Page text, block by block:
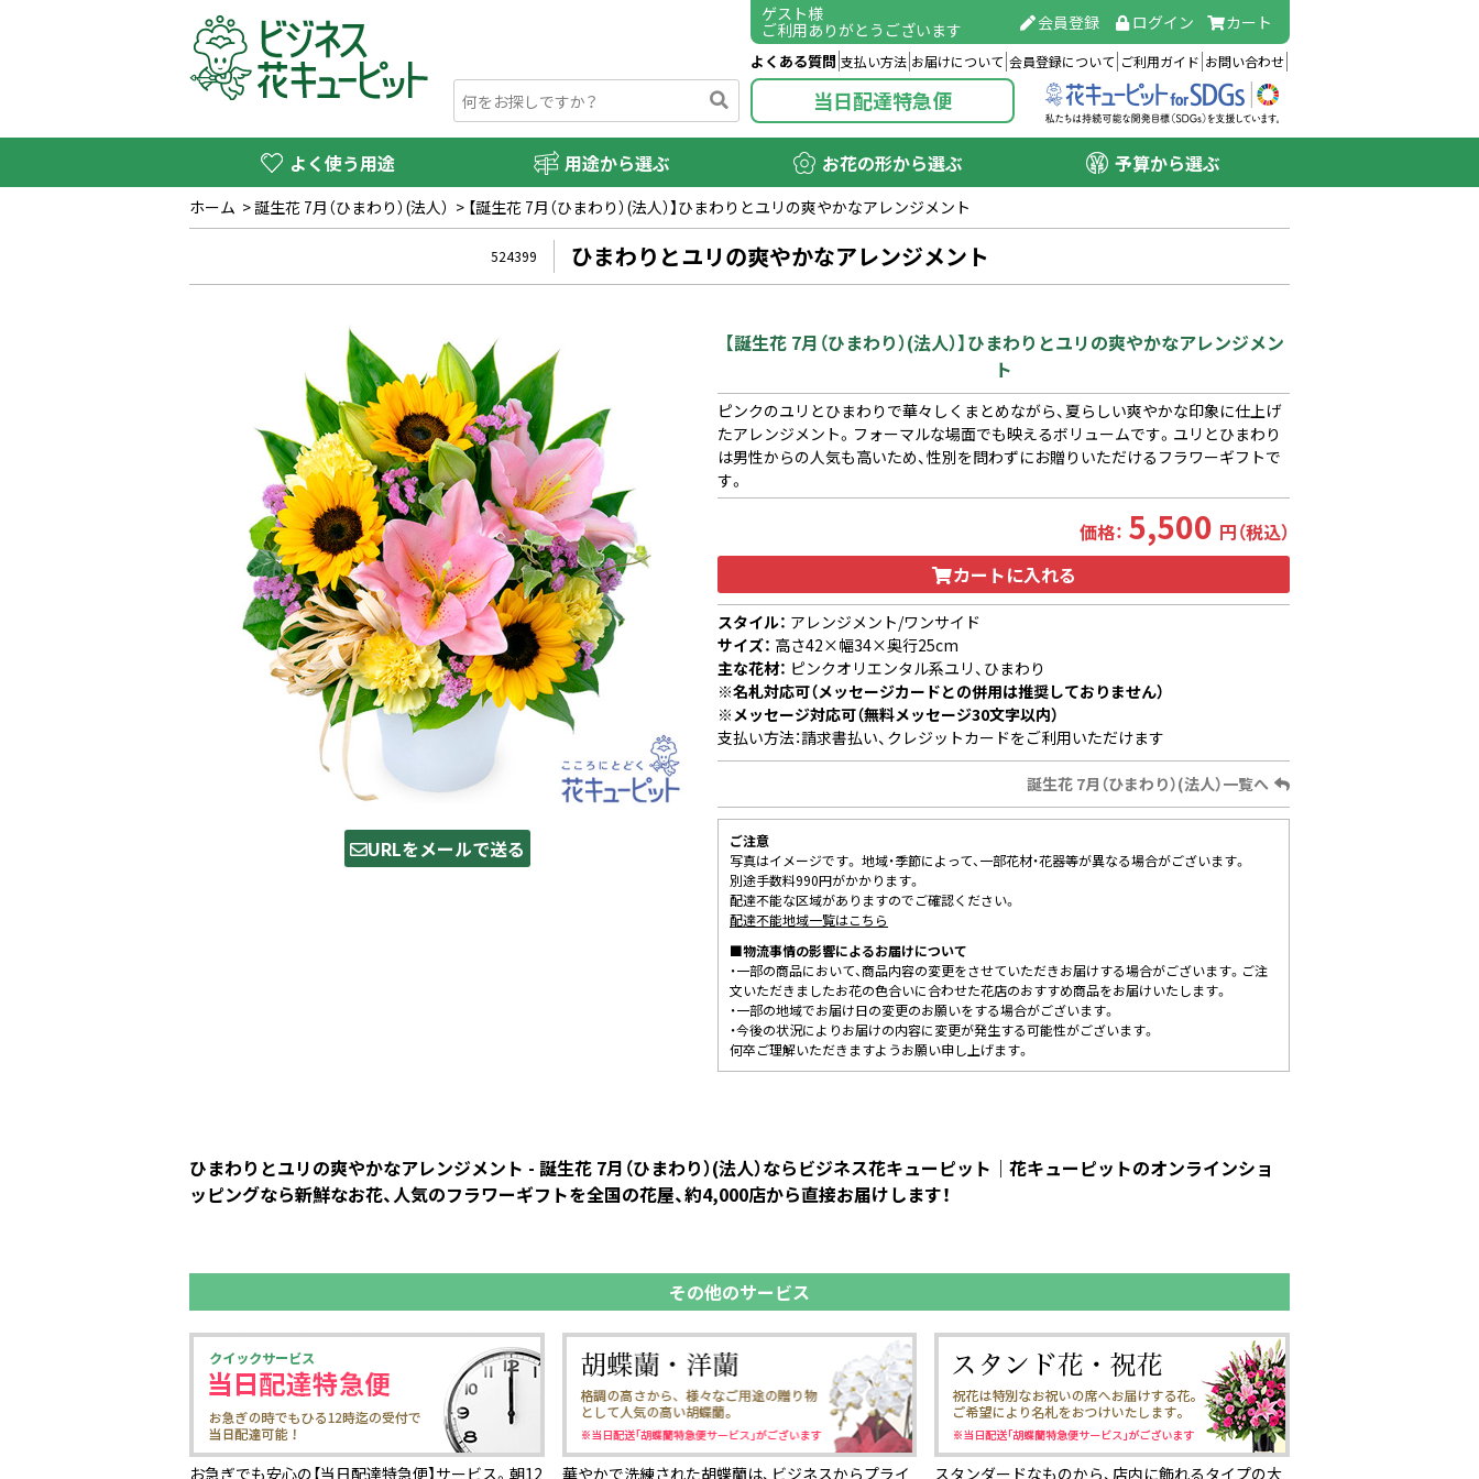
ゲスト様
ご利用ありがとうございます 会員登録 ログイン カート
よくある質問 支払い方法 お届けについて 会員登録について ご利用ガイド お問い合わせ
当日配達特急便
よく使う用途 用途から選ぶ お花の形から選ぶ 予算から選ぶ
ホーム >誕生花 7月（ひまわり）(法人） > 【誕生花 7月（ひまわり）(法人）】ひまわりとユリの爽やかなアレンジメント
524399 ひまわりとユリの爽やかなアレンジメント
URLをメールで送る
【誕生花 7月（ひまわり）(法人）】ひまわりとユリの爽やかなアレンジメン
ト
ピンクのユリとひまわりで華々しくまとめながら、夏らしい爽やかな印象に仕上げ
たアレンジメント。フォーマルな場面でも映えるボリュームです。ユリとひまわり
は男性からの人気も高いため、性別を問わずにお贈りいただけるフラワーギフトで
す。
価格： 5,500 円（税込）
カートに入れる
スタイル： アレンジメント/ワンサイド
サイズ： 高さ42×幅34×奥行25cm
主な花材： ピンクオリエンタル系ユリ、ひまわり
※名札対応可（メッセージカードとの併用は推奨しておりません）
※メッセージ対応可（無料メッセージ30文字以内）
支払い方法：請求書払い、クレジットカードをご利用いただけます
誕生花 7月（ひまわり）(法人）一覧へ
ご注意
写真はイメージです。 地域・季節によって、一部花材・花器等が異なる場合がございます。
別途手数料990円がかかります。
配達不能な区域がありますのでご確認ください。
配達不能地域一覧はこちら
■物流事情の影響によるお届けについて
・一部の商品において、商品内容の変更をさせていただきお届けする場合がございます。ご注
文いただきましたお花の色合いに合わせた花店のおすすめ商品をお届けいたします。
・一部の地域でお届け日の変更のお願いをする場合がございます。
・今後の状況によりお届けの内容に変更が発生する可能性がございます。
何卒ご理解いただきますようお願い申し上げます。
ひまわりとユリの爽やかなアレンジメント - 誕生花 7月（ひまわり）(法人）ならビジネス花キューピット｜花キューピットのオンラインショ
ッピングなら新鮮なお花、人気のフラワーギフトを全国の花屋、約4,000店から直接お届けします！
その他のサービス
お急ぎでも安心の【当日配達特急便】サービス。朝12 華やかで洗練された胡蝶蘭は、ビジネスからプライ スタンダードなものから、店内に飾れるタイプの大